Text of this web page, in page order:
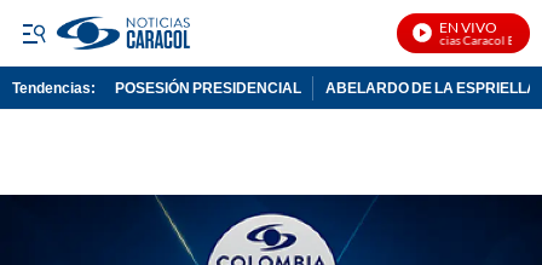
EN VIVO
Noticias Caracol En Vivo
Tendencias: POSESIÓN PRESIDENCIAL ABELARDO DE LA ESPRIELLA